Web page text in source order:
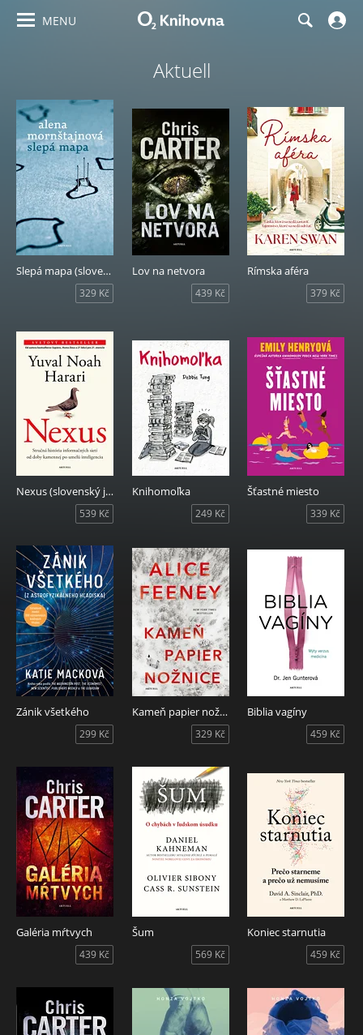
MENU
Aktuell
Slepá mapa (slovenský jazyk)
329 Kč
Lov na netvora
439 Kč
Rímska aféra
379 Kč
Nexus (slovenský jazyk)
539 Kč
Knihomoľka
249 Kč
Šťastné miesto
339 Kč
Zánik všetkého
299 Kč
Kameň papier nožnice
329 Kč
Biblia vagíny
459 Kč
Galéria mŕtvych
439 Kč
Šum
569 Kč
Koniec starnutia
459 Kč